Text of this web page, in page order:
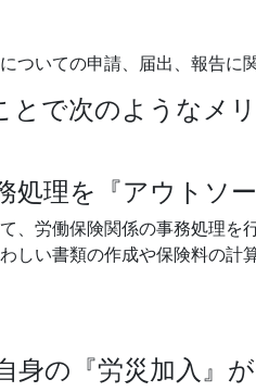
ついての申請、届出、報告に
とで次のようなメ
処理を『アウトソ
、労働保険関係の事務処理を行
しい書類の作成や保険料の
身の『労災加入』